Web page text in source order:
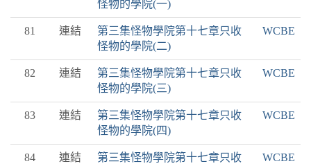
怪物的學院(一)
81 連結
第三集怪物學院第十七章只收
怪物的學院(二)
WCBE
82 連結
第三集怪物學院第十七章只收
怪物的學院(三)
WCBE
83 連結
第三集怪物學院第十七章只收
怪物的學院(四)
WCBE
84 連結
第三集怪物學院第十七章只收
WCBE